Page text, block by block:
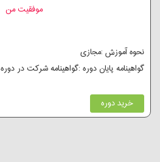
موفقیت من
نحوه آموزش :مجازی
گواهینامه پایان دوره :گواهینامه شرکت در دوره
خرید دوره